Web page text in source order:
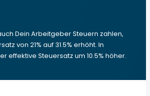
Dein Arbeitgeber Steuern zahlen,
von 21% auf 31.5% erhöht. In
effektive Steuersatz um 10.5% höher.